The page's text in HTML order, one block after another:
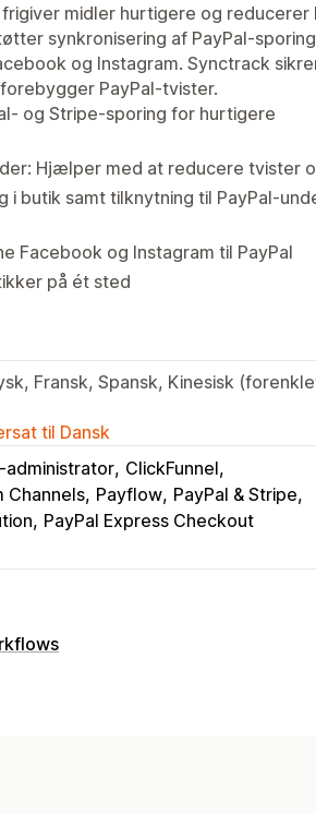
midler hurtigere og reducerer
synkronisering af PayPal-
og Instagram. Synctrack
PayPal-tvister.
og Stripe-sporing for hurtigere
Hjælper med at reducere tvister
i butik samt tilknytning til PayPal-
Facebook og Instagram til PayPal
på ét sted
Fransk, Spansk, Kinesisk
til Dansk
administrator ClickFunnel
Channels Payflow PayPal & Stripe
PayPal Express Checkout